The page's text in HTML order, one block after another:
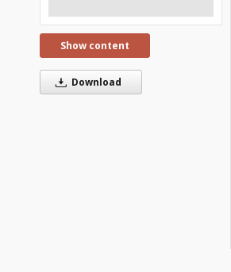
Show content
Download